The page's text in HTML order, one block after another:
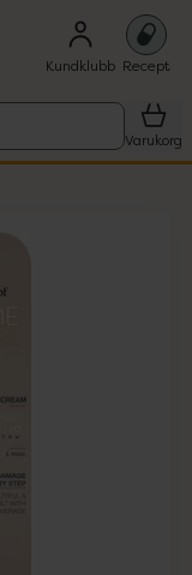
Kundklubb Recept
Varukorg